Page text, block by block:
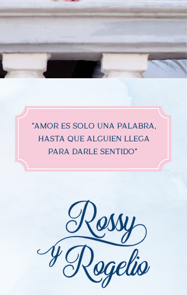
“AMOR ES SOLO UNA PALABRA,
HASTA QUE ALGUIEN LLEGA
PARA DARLE SENTIDO”